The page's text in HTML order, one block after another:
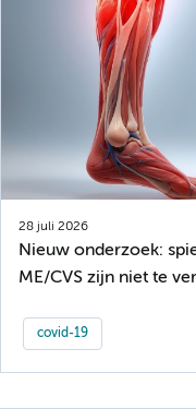
28 juli 2026
Nieuw onderzoek:
ME/CVS zijn niet te
covid-19